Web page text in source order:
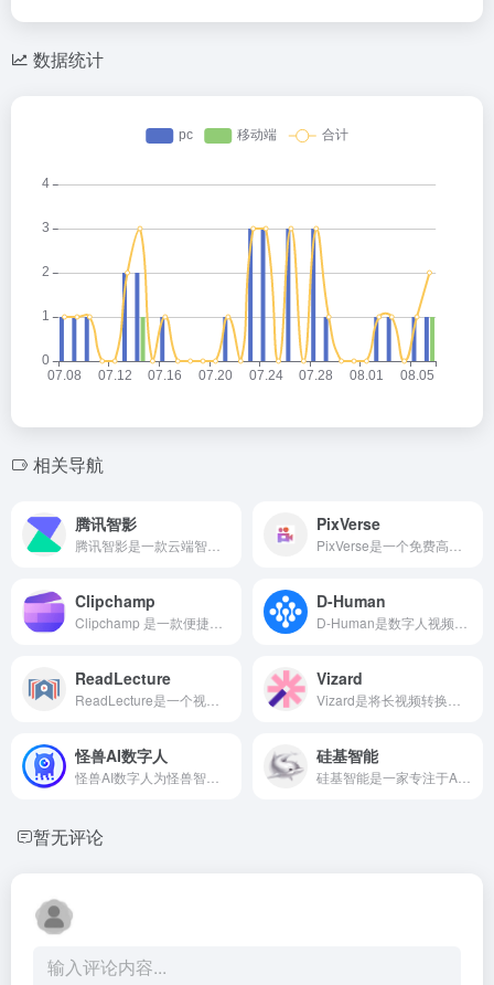
数据统计
相关导航
腾讯智影 PixVerse
Clipchamp D-Human
ReadLecture Vizard
怪兽AI数字人 硅基智能
暂无评论